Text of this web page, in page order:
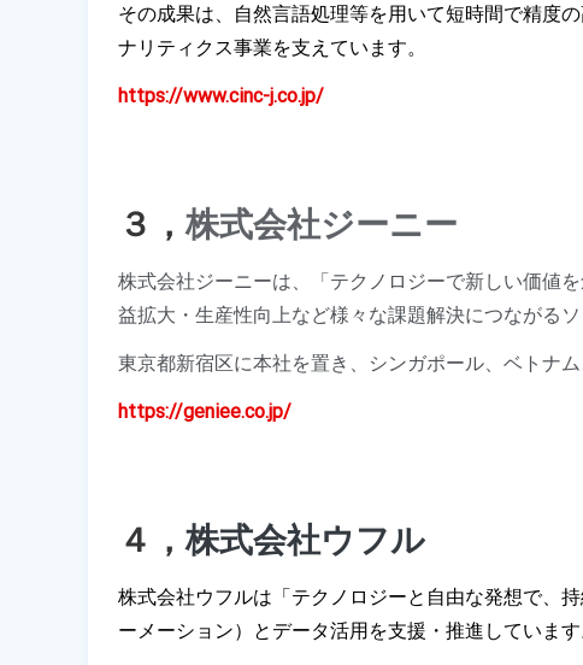
その成果は、自然言語処理等を用いて短時間で精度
ナリティクス事業を支えています。
https://www.cinc-j.co.jp/
３，株式会社ジーニー
株式会社ジーニーは、「テクノロジーで新しい価値
益拡大・生産性向上など様々な課題解決につながる
東京都新宿区に本社を置き、シンガポール、ベトナ
https://geniee.co.jp/
４，株式会社ウフル
株式会社ウフルは「テクノロジーと自由な発想で、
ーメーション）とデータ活用を支援・推進しています